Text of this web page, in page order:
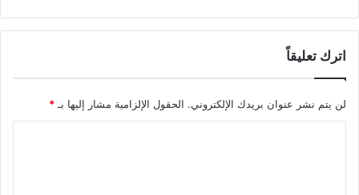
اترك تعليقاً
لن يتم نشر عنوان بريدك الإلكتروني. الحقول الإلزامية مشار إليها بـ*